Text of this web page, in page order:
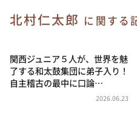
相席食堂
これ余談なんですけど・・
～人生密着トークバラ
北村仁太郎 に関する
関西ジュニア５人が、世界を魅
了する和太鼓集団に弟子入り！
自主稽古の最中に口論…
2026.06.23